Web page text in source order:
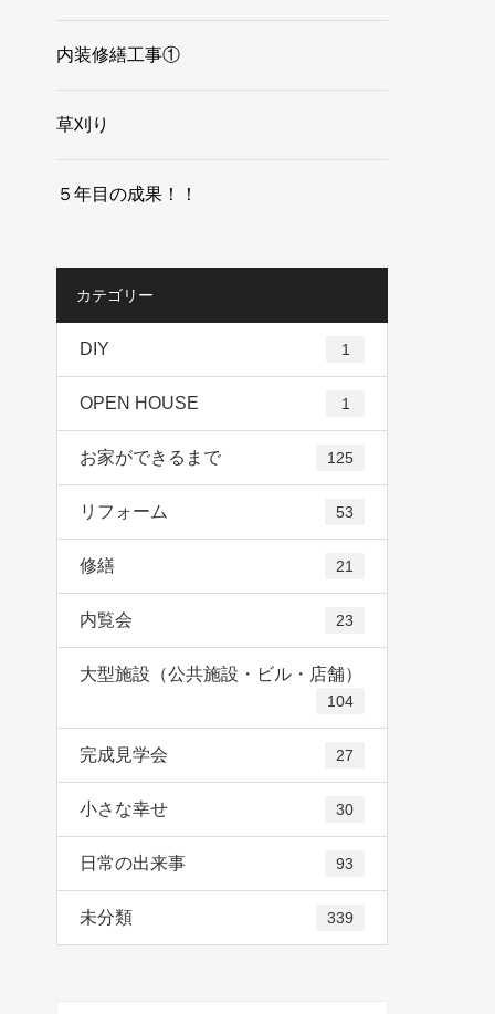
内装修繕工事①
草刈り
５年目の成果！！
カテゴリー
DIY 1
OPEN HOUSE 1
お家ができるまで 125
リフォーム 53
修繕 21
内覧会 23
大型施設（公共施設・ビル・店舗）
104
完成見学会 27
小さな幸せ 30
日常の出来事 93
未分類 339